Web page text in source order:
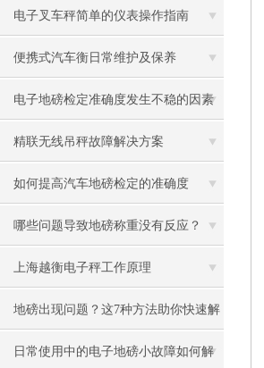
电子叉车秤简单的仪表操作指南
便携式汽车衡日常维护及保养
电子地磅检定准确度发生不稳的因素
精联无线吊秤故障解决方案
如何提高汽车地磅检定的准确度
哪些问题导致地磅称重没有反应？
上海越衡电子秤工作原理
地磅出现问题？这7种方法助你快速解
决
日常使用中的电子地磅小故障如何解